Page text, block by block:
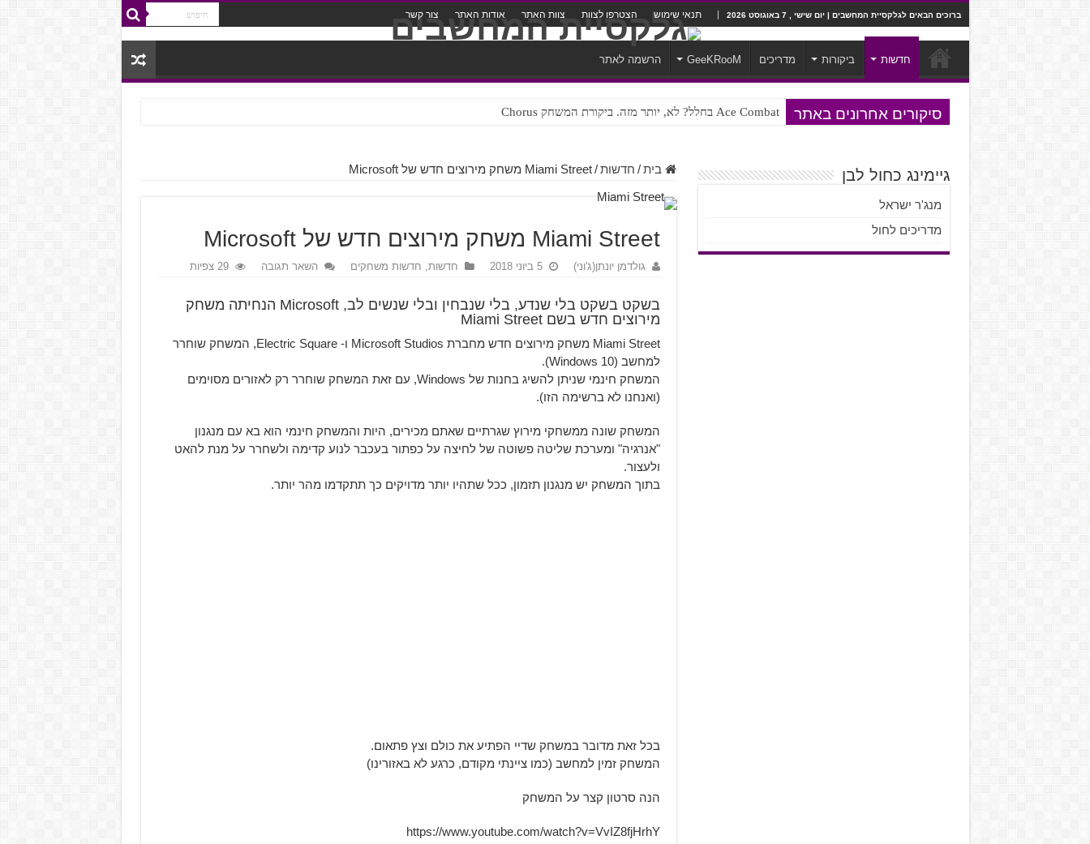
ברוכים הבאים לגלקסיית המחשבים | יום שישי , 7 באוגוסט 2026 תנאי שימוש הצטרפו לצוות צוות האתר אודות האתר צור קשר
חדשות ביקורות מדריכים GeeKRooM הרשמה לאתר
סיקורים אחרונים באתר Ace Combat בחלל? לא, יותר מזה. ביקורת המשחק Chorus
Steven Universe והשירים שתורגמו בצורה נוראית לעברית
בית / חדשות / Miami Street משחק מירוצים חדש של Microsoft
Miami Street משחק מירוצים חדש של Microsoft
גולדמן יונתן(ג'וני) 5 ביוני 2018 חדשות, חדשות משחקים השאר תגובה 29 צפיות
בשקט בשקט בלי שנדע, בלי שנבחין ובלי שנשים לב, Microsoft הנחיתה משחק
מירוצים חדש בשם Miami Street
Miami Street משחק מירוצים חדש מחברת Microsoft Studios ו- Electric Square, המשחק שוחרר
למחשב (Windows 10).
המשחק חינמי שניתן להשיג בחנות של Windows, עם זאת המשחק שוחרר רק לאזורים מסוימים
(ואנחנו לא ברשימה הזו).
המשחק שונה ממשחקי מירוץ שגרתיים שאתם מכירים, היות והמשחק חינמי הוא בא עם מנגנון
"אנרגיה" ומערכת שליטה פשוטה של לחיצה על כפתור בעכבר לנוע קדימה ולשחרר על מנת להאט
ולעצור.
בתוך המשחק יש מנגנון תזמון, ככל שתהיו יותר מדויקים כך תתקדמו מהר יותר.
בכל זאת מדובר במשחק שדיי הפתיע את כולם וצץ פתאום.
המשחק זמין למחשב (כמו ציינתי מקודם, כרגע לא באזורינו)
הנה סרטון קצר על המשחק
https://www.youtube.com/watch?v=VvIZ8fjHrhY
גיימינג כחול לבן
מנג'ר ישראל
מדריכים לחול